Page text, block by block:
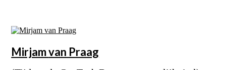
Mirjamvan Praag